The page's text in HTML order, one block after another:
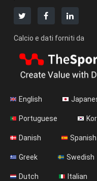
Calcio e dati forniti da
English
Portuguese
Danish Spanish
Greek Swedish
Dutch Italian